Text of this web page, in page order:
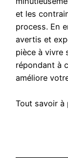
et les
process. En
avertis et
pièce à vivre
répondant à
améliore
Tout savoir à